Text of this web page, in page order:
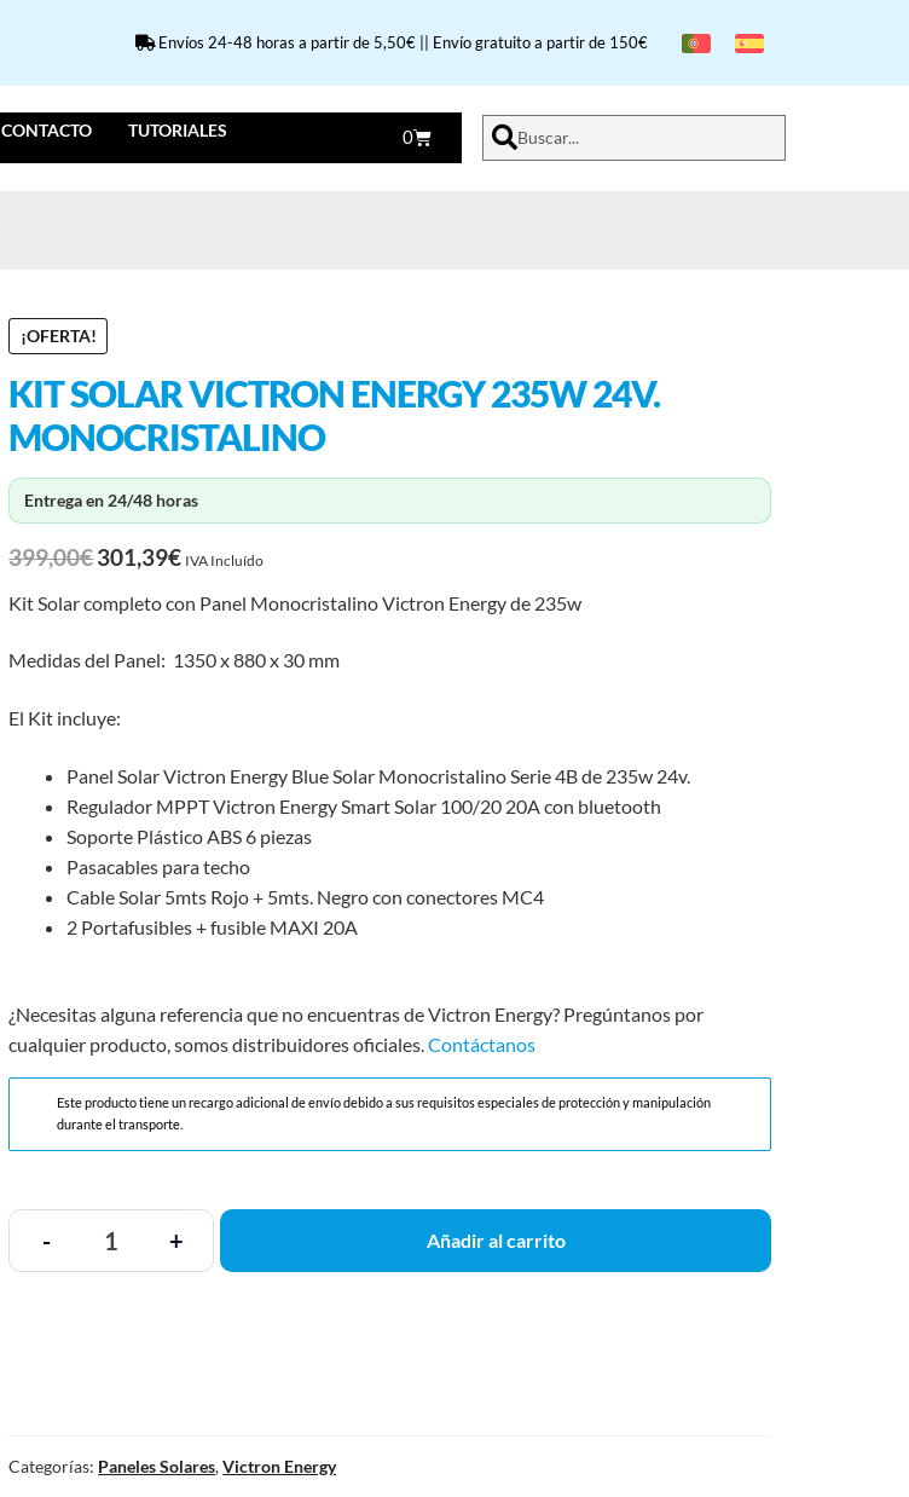
Envíos 24-48 horas a partir de 5,50€ || Envío gratuito a partir de 150€
CONTACTO TUTORIALES 0 Buscar...
¡OFERTA!
KIT SOLAR VICTRON ENERGY 235W 24V.
MONOCRISTALINO
Entrega en 24/48 horas
399,00€301,39€ IVA Incluído
Kit Solar completo con Panel Monocristalino Victron Energy de 235w
Medidas del Panel: 1350 x 880 x 30 mm
El Kit incluye:
Panel Solar Victron Energy Blue Solar Monocristalino Serie 4B de 235w 24v.
Regulador MPPT Victron Energy Smart Solar 100/20 20A con bluetooth
Soporte Plástico ABS 6 piezas
Pasacables para techo
Cable Solar 5mts Rojo + 5mts. Negro con conectores MC4
2 Portafusibles + fusible MAXI 20A
¿Necesitas alguna referencia que no encuentras de Victron Energy? Pregúntanos por
cualquier producto, somos distribuidores oficiales.Contáctanos
Este producto tiene un recargo adicional de envío debido a sus requisitos especiales de protección y manipulación
durante el transporte.
- + Añadir al carrito
Categorías: Paneles Solares,Victron Energy